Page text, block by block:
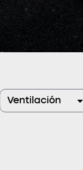
Ventilación